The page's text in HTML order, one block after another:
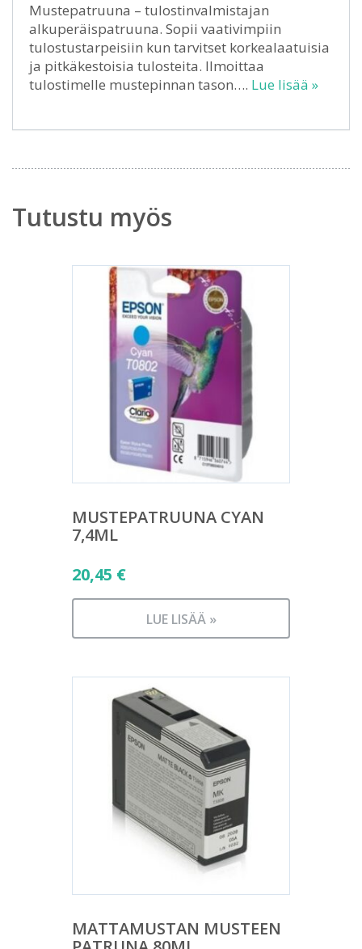
Mustepatruuna – tulostinvalmistajan
alkuperäispatruuna. Sopii vaativimpiin
tulostustarpeisiin kun tarvitset korkealaatuisia
ja pitkäkestoisia tulosteita. Ilmoittaa
tulostimelle mustepinnan tason…. Lue lisää »
Tutustu myös
MUSTEPATRUUNA CYAN
7,4ML
20,45 €
LUE LISÄÄ »
MATTAMUSTAN MUSTEEN